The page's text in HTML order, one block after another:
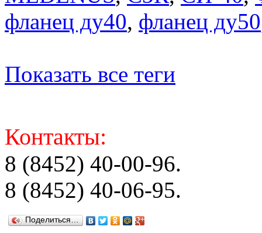
фланец ду40, фланец ду50
Показать все теги
Контакты:
8 (8452) 40-00-96.
8 (8452) 40-06-95.
Поделиться…